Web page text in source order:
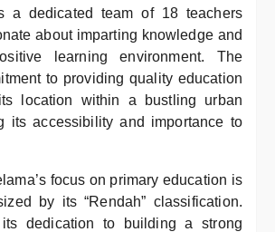
a dedicated team of 18 teachers
about imparting knowledge and
learning environment. The
to providing quality education
location within a bustling urban
its accessibility and importance to
focus on primary education is
by its “Rendah” classification.
dedication to building a strong